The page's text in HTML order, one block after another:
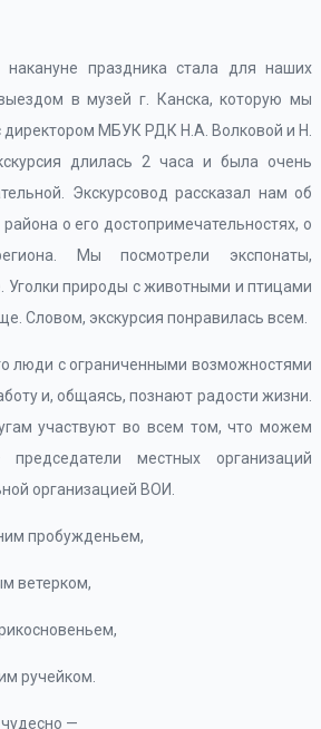
праздника стала для наших
в музей г. Канска, которую мы
директором МБУК РДК Н.А. Волковой и Н.
длилась 2 часа и была очень
Экскурсовод рассказал нам об
о его достопримечательностях, о
Мы посмотрели экспонаты,
Уголки природы с животными и птицами
Словом, экскурсия понравилась всем.
люди с ограниченными возможностями
и, общаясь, познают радости жизни.
участвуют во всем том, что можем
местных организаций
организацией ВОИ.
пробужденьем,
ветерком,
ручейком.
—